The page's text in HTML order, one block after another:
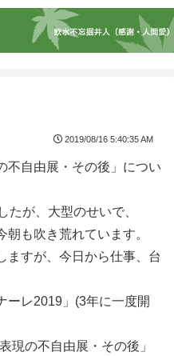
2019/08/16 5:40:35 AM
不自由展・その後」につい
たが、大型のせいで、
も吹き荒れています。
ますが、今日から仕事、台
ーレ2019」(3年に一度開
現の不自由展・その後」